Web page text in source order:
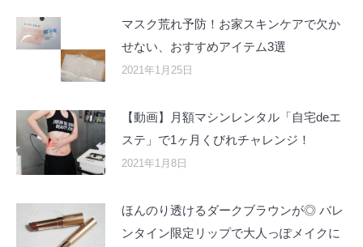
マスク荒れ予防！お家スキンケアで欠か
せない、おすすめアイテム3選
2021年1月25日
【動画】月額マシンレンタル「自宅deエ
ステ」で1ヶ月くびれチャレンジ！
2021年1月8日
ほんのり透けるダークブラウンが◎ バレ
ンタイン限定リップで大人っぽメイクに